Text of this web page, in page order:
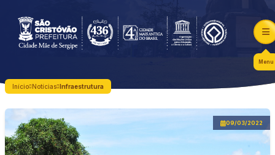
Menu
Início Notícias Infraestrutura
09/03/2022